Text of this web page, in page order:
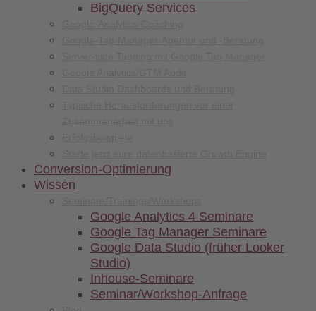
BigQuery Services
Conversion-Optimierung
Wissen
Google Analytics 4 Seminare
Google Tag Manager Seminare
Google Data Studio (früher Looker
Studio)
Inhouse-Seminare
Seminar/Workshop-Anfrage